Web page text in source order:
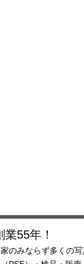
55年！
のみならず多くの